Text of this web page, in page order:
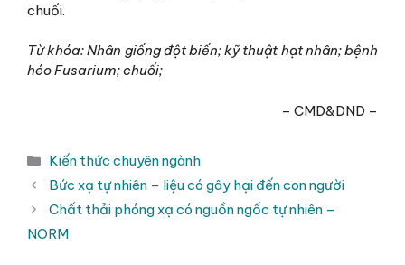
chuối.
Từ khóa: Nhân giống đột biến; kỹ thuật hạt nhân; bệnh
héo Fusarium; chuối;
– CMD&DND –
Danh
mục
Kiến thức chuyên ngành
Bức xạ tự nhiên – liệu có gây hại đến con người
Chất thải phóng xạ có nguồn ngốc tự nhiên –
NORM